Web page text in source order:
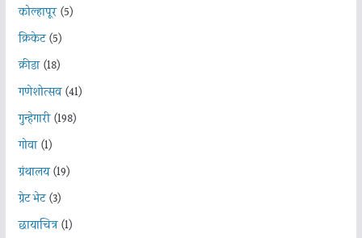
कोल्हापूर(5)
क्रिकेट(5)
क्रीडा(18)
गणेशोत्सव(41)
गुन्हेगारी(198)
गोवा(1)
ग्रंथालय(19)
ग्रेट भेट(3)
छायाचित्र(1)